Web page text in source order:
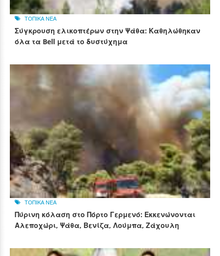
ΤΟΠΙΚΑ ΝΕΑ
Σύγκρουση ελικοπτέρων στην Ψάθα: Καθηλώθηκαν
όλα τα Bell μετά το δυστύχημα
ΤΟΠΙΚΑ ΝΕΑ
Πύρινη κόλαση στο Πόρτο Γερμενό: Εκκενώνονται
Αλεποχώρι, Ψάθα, Βενίζα, Λούμπα, Ζάχουλη